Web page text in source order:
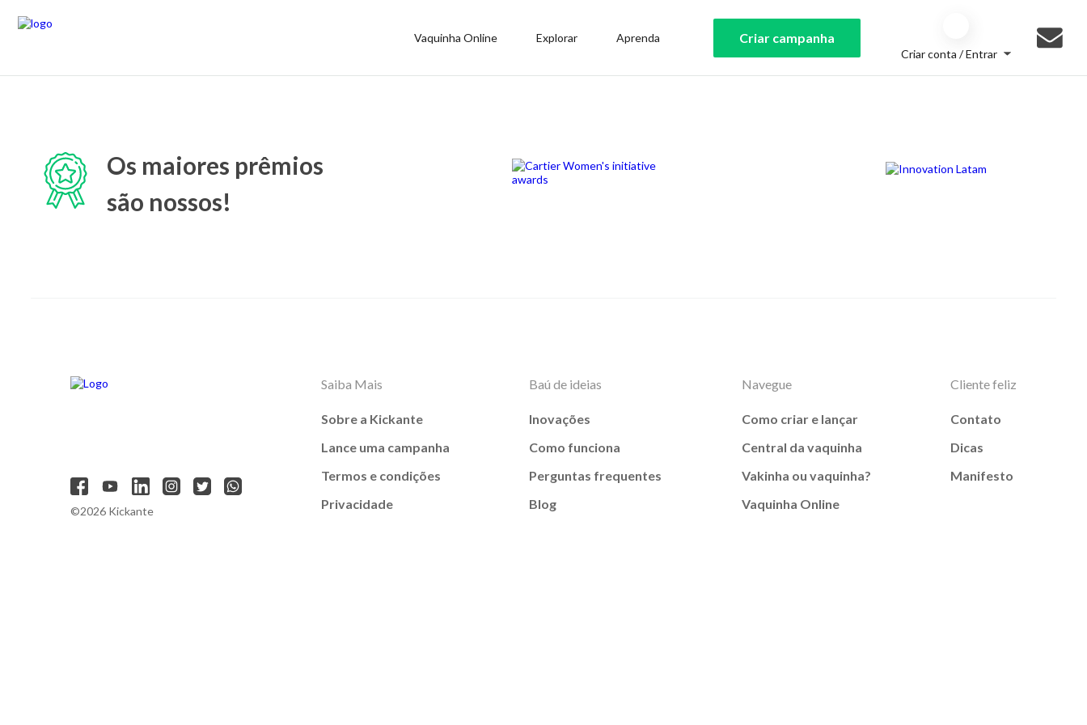
Vaquinha Online Explorar Aprenda Criar campanha
Criar conta / Entrar
Os maiores prêmios
são nossos!
©2026 Kickante
Saiba Mais
Sobre a Kickante
Lance uma campanha
Termos e condições
Privacidade
Baú de ideias
Inovações
Como funciona
Perguntas frequentes
Blog
Navegue
Como criar e lançar
Central da vaquinha
Vakinha ou vaquinha?
Vaquinha Online
Cliente feliz
Contato
Dicas
Manifesto